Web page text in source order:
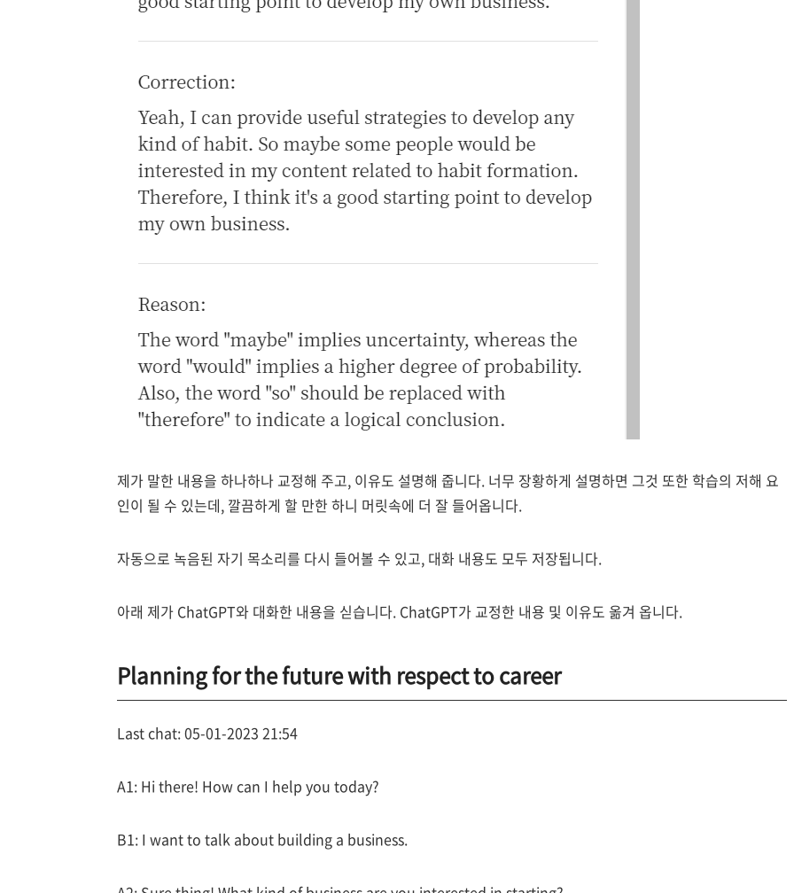
제가 말한 내용을 하나하나 교정해 주고, 이유도 설명해 줍니다. 너무 장황하게 설명하면 그것 또한 학습의 저해 요
인이 될 수 있는데, 깔끔하게 할 만한 하니 머릿속에 더 잘 들어옵니다.
자동으로 녹음된 자기 목소리를 다시 들어볼 수 있고, 대화 내용도 모두 저장됩니다.
아래 제가 ChatGPT와 대화한 내용을 싣습니다. ChatGPT가 교정한 내용 및 이유도 옮겨 옵니다.
Planning for the future with respect to career
Last chat: 05-01-2023 21:54
A1: Hi there! How can I help you today?
B1: I want to talk about building a business.